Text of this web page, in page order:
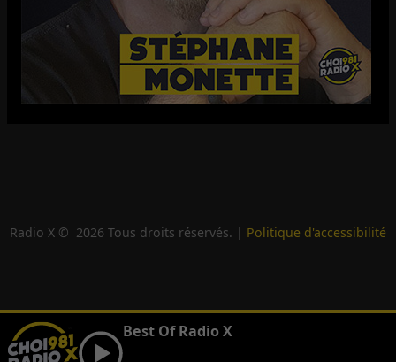
Radio X © 2026 Tous droits réservés. | Politique d'accessibilité
Best Of Radio X